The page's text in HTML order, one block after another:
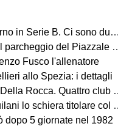
Ci sono due club sul francese
I tifosi possono parcheggiare al Campo Genova
Fusco l'allenatore
allo Spezia: i dettagli
Quattro club su Manzi
schiera titolare col Sassuolo
dopo 5 giornate nel 1982